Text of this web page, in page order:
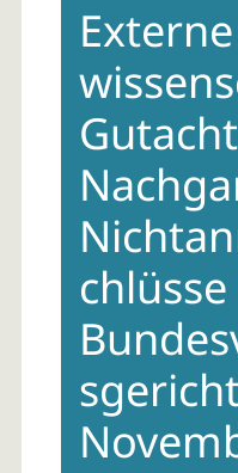
contentExterne